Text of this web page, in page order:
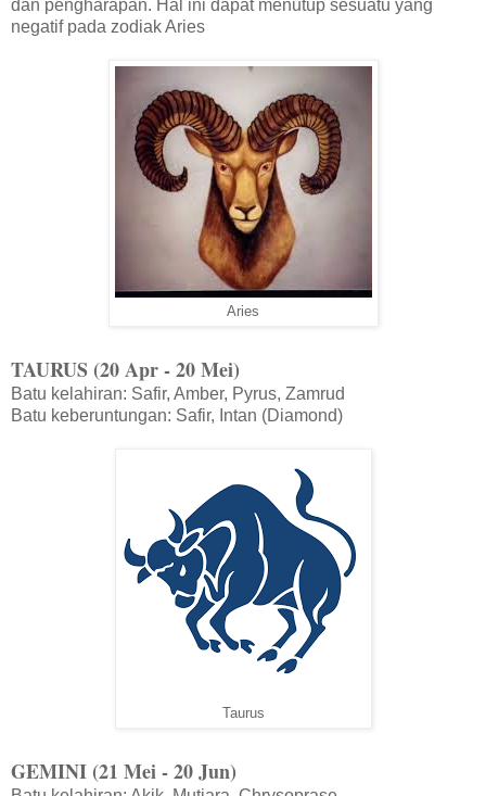
dan pengharapan. Hal ini dapat menutup sesuatu yang
negatif pada zodiak Aries
Aries
TAURUS (20 Apr - 20 Mei)
Batu kelahiran: Safir, Amber, Pyrus, Zamrud
Batu keberuntungan: Safir, Intan (Diamond)
Taurus
GEMINI (21 Mei - 20 Jun)